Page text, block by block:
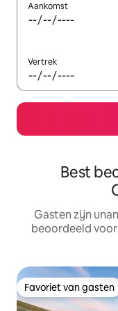
Aankomst
Vertrek
Best
Gasten zijn
beoordeeld
Favoriet van gasten
Favoriet van gasten